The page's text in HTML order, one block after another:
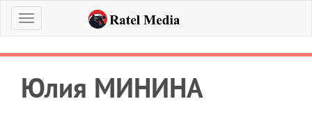
Меню
Юлия МИНИНА